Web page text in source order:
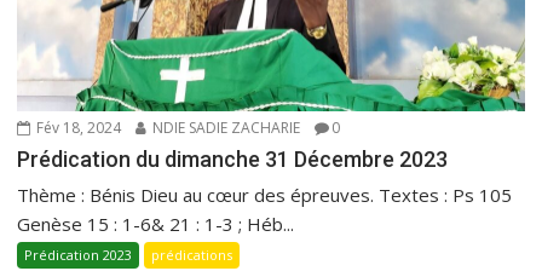
Fév 18, 2024 NDIE SADIE ZACHARIE 0
Prédication du dimanche 31 Décembre 2023
Thème : Bénis Dieu au cœur des épreuves. Textes : Ps 105
Genèse 15 : 1-6& 21 : 1-3 ; Héb...
Prédication 2023 prédications